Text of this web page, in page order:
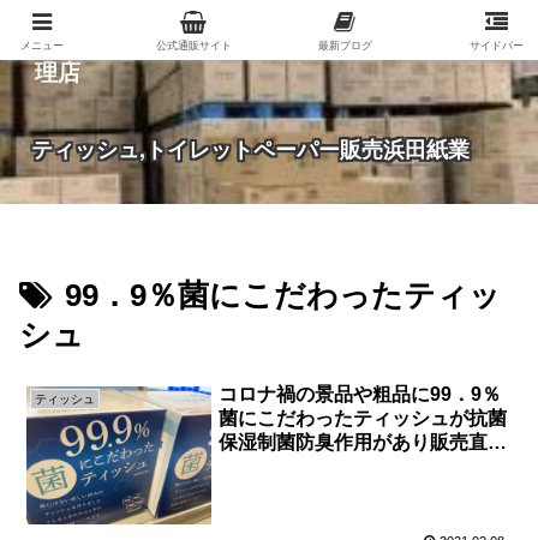
紙（家庭紙・包装紙・印刷用紙など）の総合代
理店
ティッシュ,トイレットペーパー販売浜田紙業
99．9％菌にこだわったティッ
シュ
ティッシュ
コロナ禍の景品や粗品に99．9％
菌にこだわったティッシュが抗菌
保湿制菌防臭作用があり販売直販
メニュー 公式通販サイト 最新ブログ サイドバー